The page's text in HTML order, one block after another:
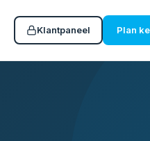
Klantpaneel Plan